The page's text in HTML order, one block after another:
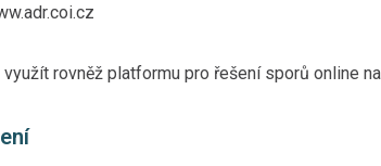
rovněž platformu pro řešení sporů online